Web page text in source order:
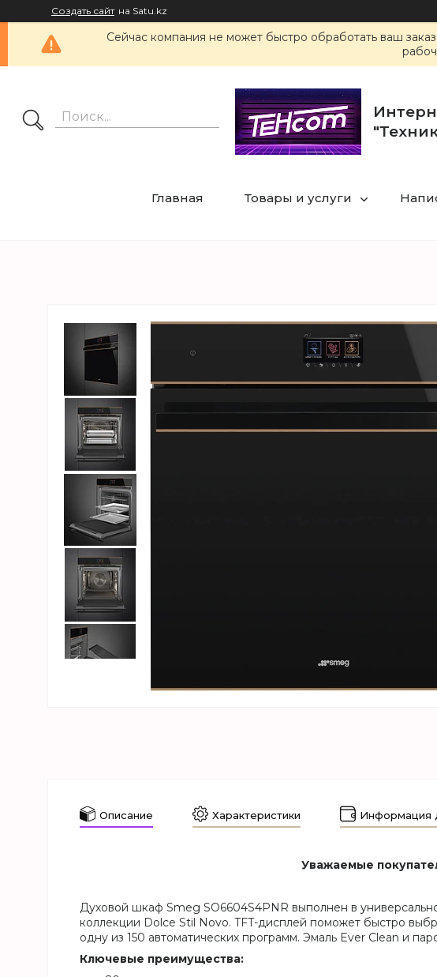
Создать сайт на Satu.kz
Сейчас компания не может быстро обработать ваш
Главная Товары и услуги
Описание Характеристики Информация
Уважаемые
Духовой шкаф Smeg SO6604S4PNR выполнен в
коллекции Dolce Stil Novo. TFT-дисплей поможет быстро
одну из 150 автоматических программ. Эмаль Ever Clean и
Ключевые преимущества: